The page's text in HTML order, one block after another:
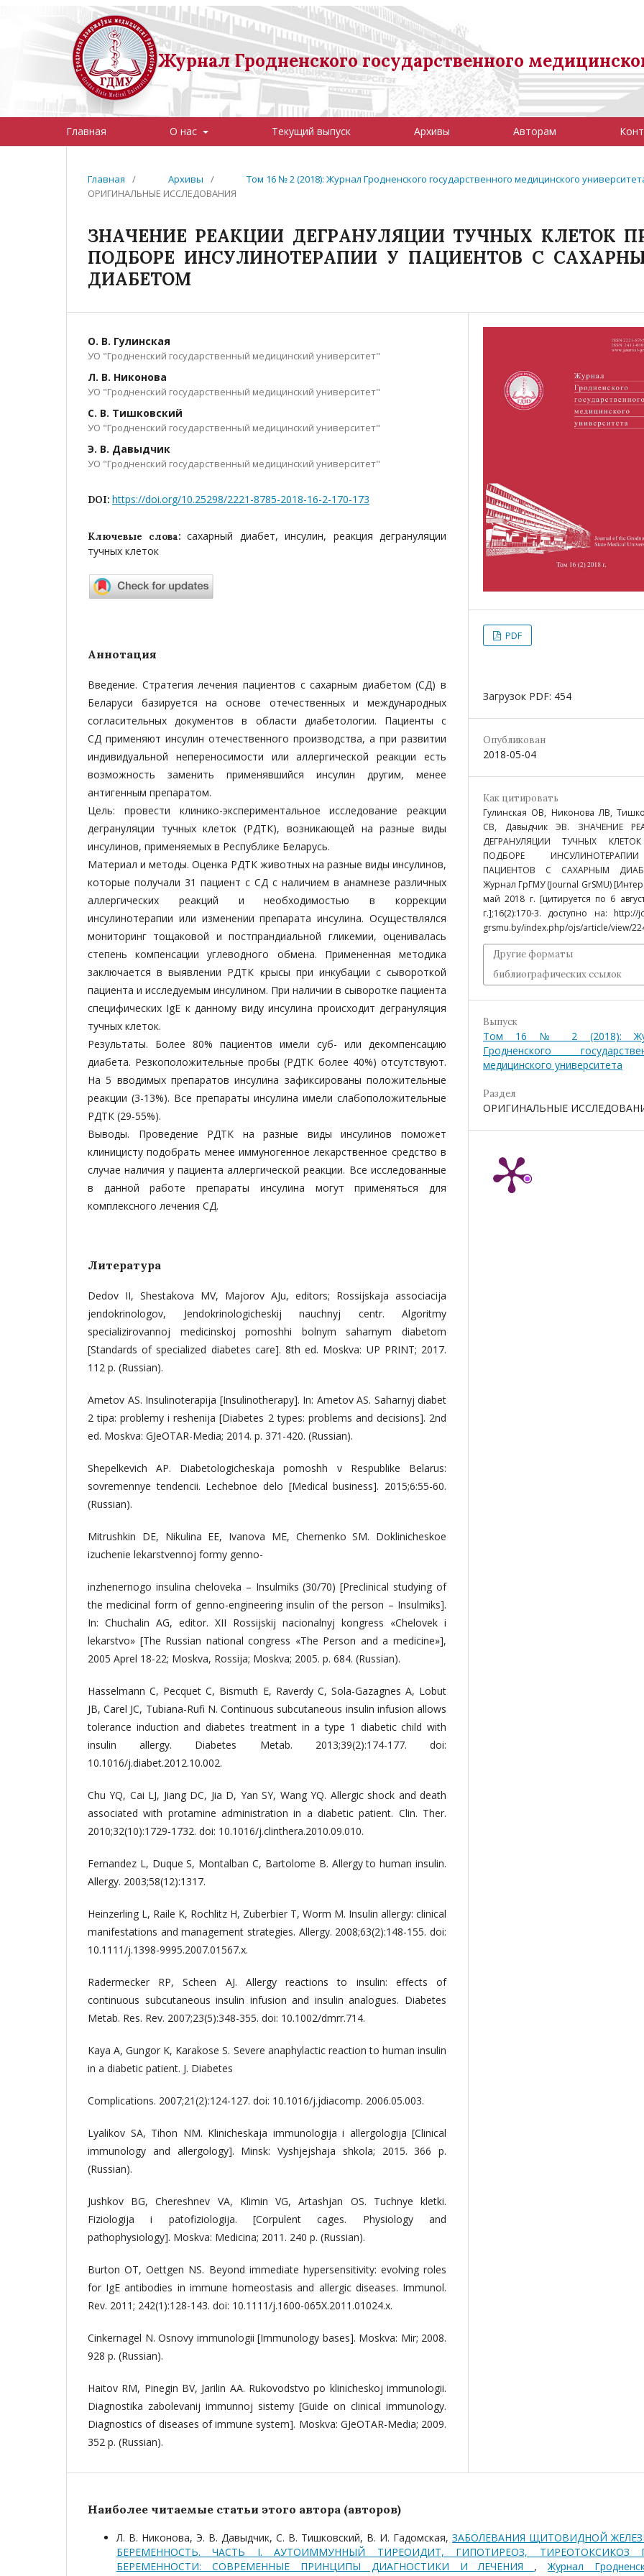
Журнал Гродненского государственного
Главная О нас Текущий выпуск Архивы Авторам
Главная / Архивы / Том 16 № 2 (2018): Журнал Гродненского государственного медицинского
ОРИГИНАЛЬНЫЕ ИССЛЕДОВАНИЯ
ЗНАЧЕНИЕ РЕАКЦИИ ДЕГРАНУЛЯЦИИ ТУЧНЫХ КЛЕТОК
ПОДБОРЕ ИНСУЛИНОТЕРАПИИ У ПАЦИЕНТОВ С
ДИАБЕТОМ
О. В. Гулинская
УО "Гродненский государственный медицинский университет"
Л. В. Никонова
УО "Гродненский государственный медицинский университет"
С. В. Тишковский
УО "Гродненский государственный медицинский университет"
Э. В. Давыдчик
УО "Гродненский государственный медицинский университет"
DOI: https://doi.org/10.25298/2221-8785-2018-16-2-170-173
Ключевые слова: сахарный диабет, инсулин, реакция дегрануляции
тучных клеток
Аннотация
Введение. Стратегия лечения пациентов с сахарным диабетом (СД) в
Беларуси базируется на основе отечественных и международных
согласительных документов в области диабетологии. Пациенты с
СД применяют инсулин отечественного производства, а при развитии
индивидуальной непереносимости или аллергической реакции есть
возможность заменить применявшийся инсулин другим, менее
антигенным препаратом.
Цель: провести клинико-экспериментальное исследование реакции
дегрануляции тучных клеток (РДТК), возникающей на разные виды
инсулинов, применяемых в Республике Беларусь.
Материал и методы. Оценка РДТК животных на разные виды инсулинов,
которые получали 31 пациент с СД с наличием в анамнезе различных
аллергических реакций и необходимостью в коррекции
инсулинотерапии или изменении препарата инсулина. Осуществлялся
мониторинг тощаковой и постпрандиальной гликемии, оценивалась
степень компенсации углеводного обмена. Примененная методика
заключается в выявлении РДТК крысы при инкубации с сывороткой
пациента и исследуемым инсулином. При наличии в сыворотке пациента
специфических IgЕ к данному виду инсулина происходит дегрануляция
тучных клеток.
Результаты. Более 80% пациентов имели суб- или декомпенсацию
диабета. Резкоположительные пробы (РДТК более 40%) отсутствуют.
На 5 вводимых препаратов инсулина зафиксированы положительные
реакции (3-13%). Все препараты инсулина имели слабоположительные
РДТК (29-55%).
Выводы. Проведение РДТК на разные виды инсулинов поможет
клиницисту подобрать менее иммуногенное лекарственное средство в
случае наличия у пациента аллергической реакции. Все исследованные
в данной работе препараты инсулина могут применяться для
комплексного лечения СД.
Литература
Dedov II, Shestakova MV, Majorov AJu, editors; Rossijskaja associacija
jendokrinologov, Jendokrinologicheskij nauchnyj centr. Algoritmy
specializirovannoj medicinskoj pomoshhi bolnym saharnym diabetom
[Standards of specialized diabetes care]. 8th ed. Moskva: UP PRINT; 2017.
112 p. (Russian).
Ametov AS. Insulinoterapija [Insulinotherapy]. In: Ametov AS. Saharnyj diabet
2 tipa: problemy i reshenija [Diabetes 2 types: problems and decisions]. 2nd
ed. Moskva: GJeOTAR-Media; 2014. p. 371-420. (Russian).
Shepelkevich AP. Diabetologicheskaja pomoshh v Respublike Belarus:
sovremennye tendencii. Lechebnoe delo [Medical business]. 2015;6:55-60.
(Russian).
Mitrushkin DE, Nikulina EE, Ivanova ME, Chernenko SM. Doklinicheskoe
izuchenie lekarstvennoj formy genno-
inzhenernogo insulina cheloveka – Insulmiks (30/70) [Preclinical studying of
the medicinal form of genno-engineering insulin of the person – Insulmiks].
In: Chuchalin AG, editor. XII Rossijskij nacionalnyj kongress «Chelovek i
lekarstvo» [The Russian national congress «The Person and a medicine»],
2005 Aprel 18-22; Moskva, Rossija; Moskva; 2005. p. 684. (Russian).
Hasselmann C, Pecquet C, Bismuth E, Raverdy C, Sola-Gazagnes A, Lobut
JB, Carel JC, Tubiana-Rufi N. Continuous subcutaneous insulin infusion allows
tolerance induction and diabetes treatment in a type 1 diabetic child with
insulin allergy. Diabetes Metab. 2013;39(2):174-177. doi:
10.1016/j.diabet.2012.10.002.
Chu YQ, Cai LJ, Jiang DC, Jia D, Yan SY, Wang YQ. Allergic shock and death
associated with protamine administration in a diabetic patient. Clin. Ther.
2010;32(10):1729-1732. doi: 10.1016/j.clinthera.2010.09.010.
Fernandez L, Duque S, Montalban C, Bartolome B. Allergy to human insulin.
Allergy. 2003;58(12):1317.
Heinzerling L, Raile K, Rochlitz H, Zuberbier T, Worm M. Insulin allergy: clinical
manifestations and management strategies. Allergy. 2008;63(2):148-155. doi:
10.1111/j.1398-9995.2007.01567.x.
Radermecker RP, Scheen AJ. Allergy reactions to insulin: effects of
continuous subcutaneous insulin infusion and insulin analogues. Diabetes
Metab. Res. Rev. 2007;23(5):348-355. doi: 10.1002/dmrr.714.
Kaya A, Gungor K, Karakose S. Severe anaphylactic reaction to human insulin
in a diabetic patient. J. Diabetes
Complications. 2007;21(2):124-127. doi: 10.1016/j.jdiacomp. 2006.05.003.
Lyalikov SA, Tihon NM. Klinicheskaja immunologija i allergologija [Clinical
immunology and allergology]. Minsk: Vyshjejshaja shkola; 2015. 366 p.
(Russian).
Jushkov BG, Chereshnev VA, Klimin VG, Artashjan OS. Tuchnye kletki.
Fiziologija i patofiziologija. [Corpulent cages. Physiology and
pathophysiology]. Moskva: Medicina; 2011. 240 p. (Russian).
Burton OT, Oettgen NS. Beyond immediate hypersensitivity: evolving roles
for IgE antibodies in immune homeostasis and allergic diseases. Immunol.
Rev. 2011; 242(1):128-143. doi: 10.1111/j.1600-065X.2011.01024.x.
Cinkernagel N. Osnovy immunologii [Immunology bases]. Moskva: Mir; 2008.
928 p. (Russian).
Haitov RM, Pinegin BV, Jarilin AA. Rukovodstvo po klinicheskoj immunologii.
Diagnostika zabolevanij immunnoj sistemy [Guide on clinical immunology.
Diagnostics of diseases of immune system]. Moskva: GJeOTAR-Media; 2009.
352 p. (Russian).
PDF
Загрузок PDF: 454
Опубликован
2018-05-04
Как цитировать
Гулинская ОВ, Никонова ЛВ,
СВ, Давыдчик ЭВ. ЗНАЧЕНИЕ
ДЕГРАНУЛЯЦИИ ТУЧНЫХ
ПОДБОРЕ
ПАЦИЕНТОВ С САХАРНЫМ
Журнал ГрГМУ (Journal GrSMU)
май 2018 г. [цитируется по 6
г.];16(2):170-3. доступно на: http://
grsmu.by/index.php/ojs/article/view/
Другие форматы
библиографических ссылок
Выпуск
Том 16 № 2 (2018):
Гродненского
медицинского университета
Раздел
ОРИГИНАЛЬНЫЕ
Наиболее читаемые статьи этого автора (авторов)
Л. В. Никонова, Э. В. Давыдчик, С. В. Тишковский, В. И. Гадомская, ЗАБОЛЕВАНИЯ ЩИТОВИДНОЙ
БЕРЕМЕННОСТЬ. ЧАСТЬ I. АУТОИММУННЫЙ ТИРЕОИДИТ, ГИПОТИРЕОЗ, ТИРЕОТОКСИКОЗ
БЕРЕМЕННОСТИ: СОВРЕМЕННЫЕ ПРИНЦИПЫ ДИАГНОСТИКИ И ЛЕЧЕНИЯ ,Журнал